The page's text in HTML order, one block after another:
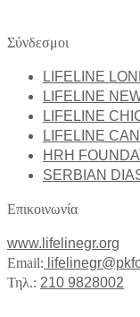
Σύνδεσμοι
LIFELINE
LIFELINE
LIFELINE
LIFELINE
HRH
SERBIAN
Επικοινωνία
www.lifelinegr.org
Email:
Τηλ.: 210 9828002